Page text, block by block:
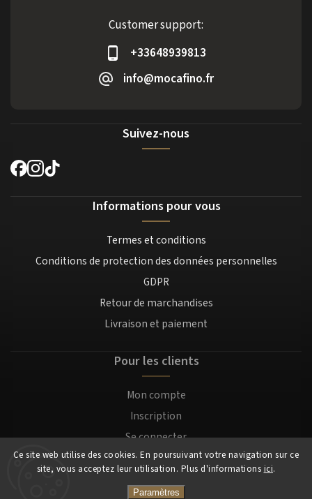
Ce site web utilise des cookies. En poursuivant votre navigation sur ce
site, vous acceptez leur utilisation. Plus d'informations ici.
Paramètres
Customer support:
+33648939813
info@mocafino.fr
Suivez-nous
Informations pour vous
Termes et conditions
Conditions de protection des données personnelles
GDPR
Retour de marchandises
Livraison et paiement
Pour les clients
Mon compte
Inscription
Se connecter
Copyright 2026Mocafino.fr